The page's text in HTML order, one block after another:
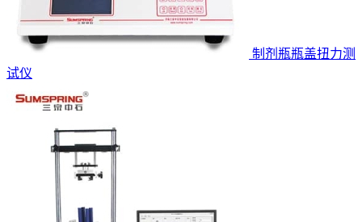
制剂瓶瓶盖扭力测
试仪